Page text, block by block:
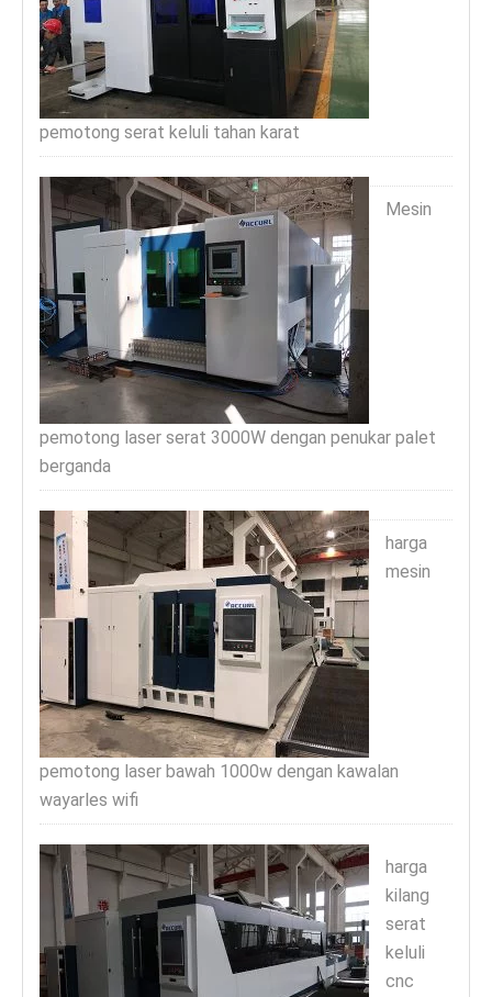
pemotong serat keluli tahan karat
Mesin
pemotong laser serat 3000W dengan penukar palet
berganda
harga
mesin
pemotong laser bawah 1000w dengan kawalan
wayarles wifi
harga
kilang
serat
keluli
cnc